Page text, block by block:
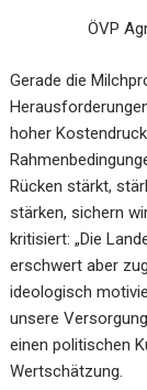
ÖVP
Gerade die
hoher
Rücken stärkt,
stärken, sichern
kritisiert: „Die
erschwert aber
ideologisch
unsere
einen politischen
Wertschätzung.